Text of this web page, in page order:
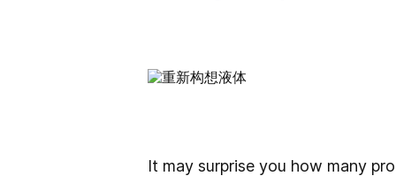
It may surprise you how many